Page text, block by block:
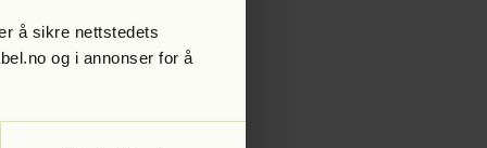
å sikre nettstedets
og i annonser for å